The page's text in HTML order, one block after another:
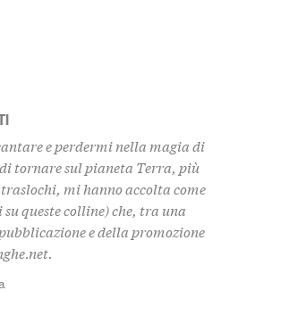
e perdermi nella magia di
tornare sul pianeta Terra, più
mi hanno accolta come
queste colline) che, tra una
e della promozione